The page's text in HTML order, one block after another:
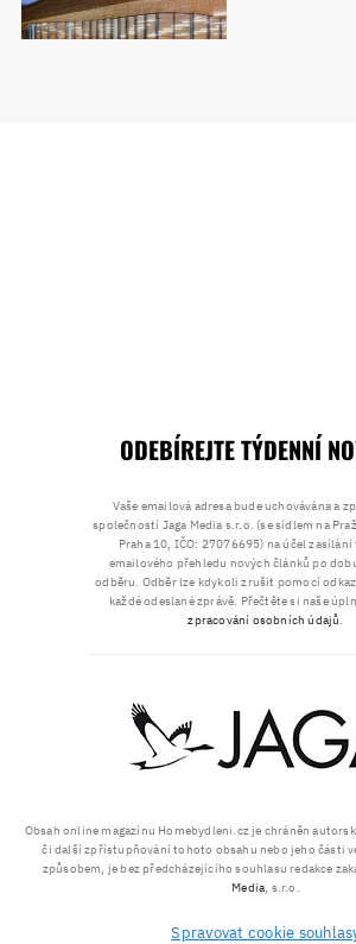
Obsah online magazínu Homebydleni.cz je chráněn
či další zpřístupňování tohoto obsahu nebo jeho části
způsobem, je bez předcházejícího souhlasu redakce
Media, s.r.o.
Spravovat cookie
ODEBÍREJTE TÝDENNÍ
Vaše emailová adresa bude uchovávána a
společností Jaga Media s.r.o. (se sídlem na
Praha 10, IČO: 27076695) na účel
emailového přehledu nových článků po
odběru. Odběr lze kdykoli zrušit pomocí
každé odeslané zprávě. Přečtěte si naše
zpracování osobních údajů.